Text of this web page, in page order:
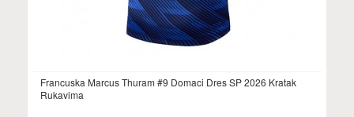
Francuska Marcus Thuram #9 Domaci Dres SP 2026 Kratak
Rukavima